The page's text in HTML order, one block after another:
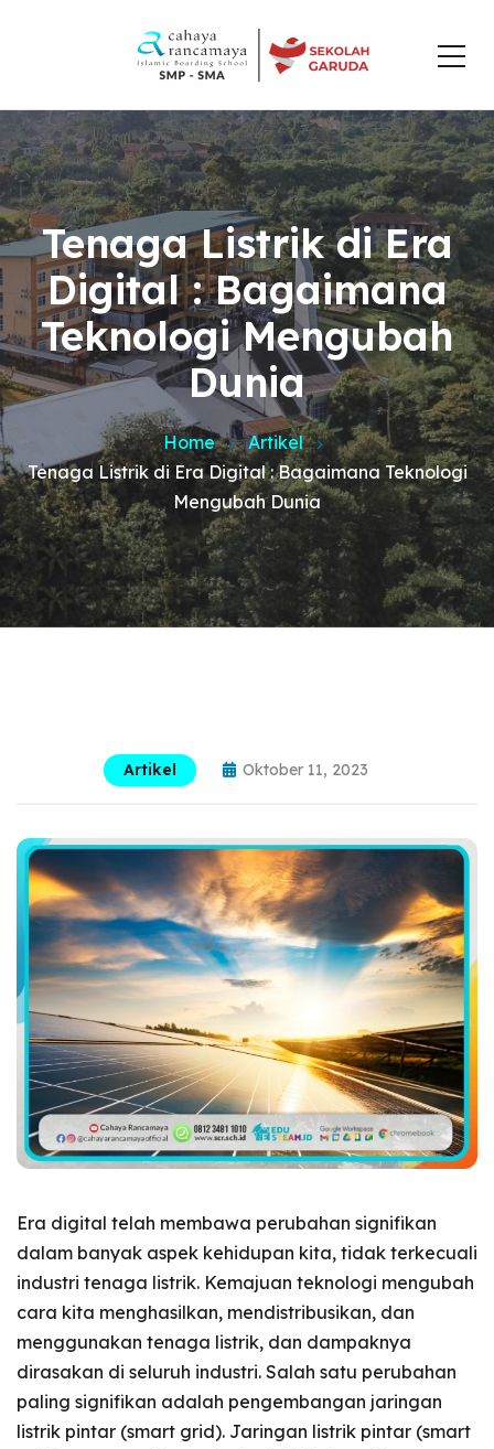
Tenaga Listrik di Era
Digital : Bagaimana
Teknologi Mengubah
Dunia
Home
Artikel
Tenaga Listrik di Era Digital : Bagaimana Teknologi
Mengubah Dunia
Artikel Oktober 11, 2023
Era digital telah membawa perubahan signifikan
dalam banyak aspek kehidupan kita, tidak terkecuali
industri tenaga listrik. Kemajuan teknologi mengubah
cara kita menghasilkan, mendistribusikan, dan
menggunakan tenaga listrik, dan dampaknya
dirasakan di seluruh industri. Salah satu perubahan
paling signifikan adalah pengembangan jaringan
listrik pintar (smart grid). Jaringan listrik pintar (smart